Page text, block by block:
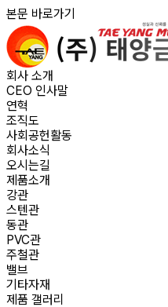
본문 바로가기
회사 소개
CEO 인사말
연혁
조직도
사회공헌활동
회사소식
오시는길
제품소개
강관
스텐관
동관
PVC관
주철관
밸브
기타자재
제품 갤러리